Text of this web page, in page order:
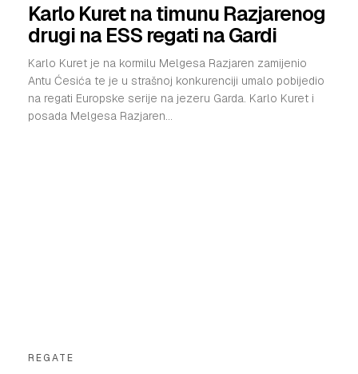
Karlo Kuret na timunu Razjarenog
drugi na ESS regati na Gardi
Karlo Kuret je na kormilu Melgesa Razjaren zamijenio
Antu Ćesića te je u strašnoj konkurenciji umalo pobijedio
na regati Europske serije na jezeru Garda. Karlo Kuret i
posada Melgesa Razjaren...
REGATE